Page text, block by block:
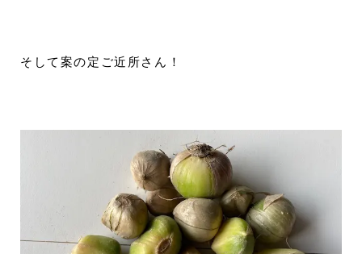
そして案の定ご近所さん！